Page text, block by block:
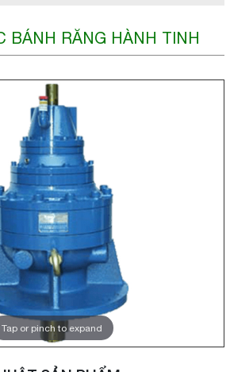
BÁNH RĂNG HÀNH TINH
Tap or pinch to expand